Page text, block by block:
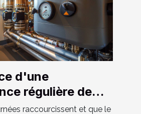
d'une
régulière de
de chauffage
raccourcissent et que le